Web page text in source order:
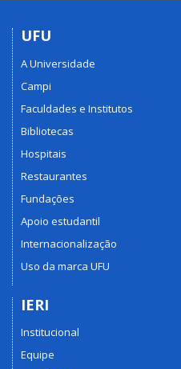
UFU
A Universidade
Campi
Faculdades e Institutos
Bibliotecas
Hospitais
Restaurantes
Fundações
Apoio estudantil
Internacionalização
Uso da marca UFU
IERI
Institucional
Equipe